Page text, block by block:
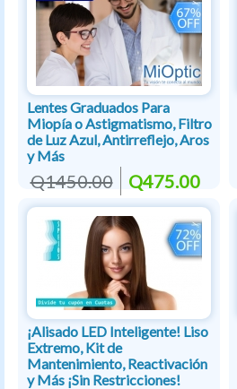
Lentes Graduados Para
Miopía o Astigmatismo, Filtro
de Luz Azul, Antirreflejo, Aros
y Más
Q1450.00 Q475.00
¡Alisado LED Inteligente! Liso
Extremo, Kit de
Mantenimiento, Reactivación
y Más ¡Sin Restricciones!